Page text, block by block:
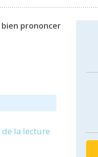
prononcer
la lecture